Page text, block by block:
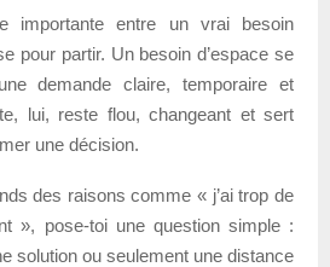
importante entre un vrai besoin
pour partir. Un besoin d’espace se
demande claire, temporaire et
lui, reste flou, changeant et sert
une décision.
des raisons comme « j’ai trop de
», pose-toi une question simple :
solution ou seulement une distance